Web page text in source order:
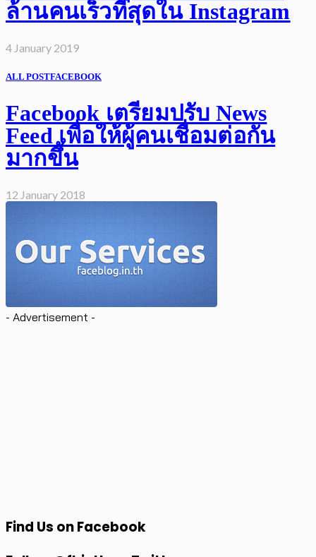
ล้านคนเร็วที่สุดใน Instagram
4 January 2019
ALL POSTFACEBOOK
Facebook เตรียมปรับ News
Feed เพื่อให้ผู้คนเชื่อมต่อกัน
มากขึ้น
12 January 2018
- Advertisement -
Find Us on Facebook